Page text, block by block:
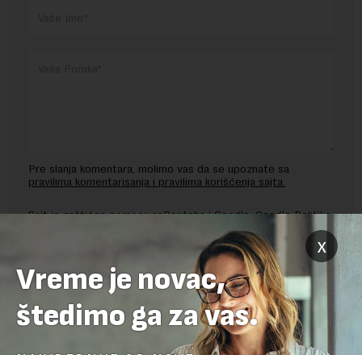
Pre slanja komentara, molimo vas da se upoznate sa
pravilima komentarisanja i pravilima korišćenja sajta.
Sajt je zaštićen pomocu reCaptcha i Google. Google Politika
su primenjeni.
x
Vreme je novac,
štedimo ga za vas.